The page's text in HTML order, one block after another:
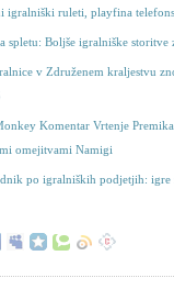
igralniški ruleti, playfina
spletu: Boljše igralniške storitve
v Združenem kraljestvu
Komentar Vrtenje
omejitvami Namigi
po igralniških podjetjih: igre